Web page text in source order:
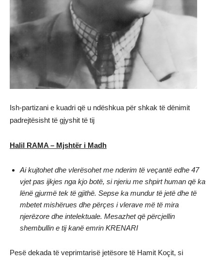
Ish-partizani e kuadri që u ndëshkua për shkak të dënimit
padrejtësisht të gjyshit të tij
Halil RAMA – Mjshtër i Madh
Ai kujtohet dhe vlerësohet me nderim të veçantë edhe 47
vjet pas ijkjes nga kjo botë, si njeriu me shpirt human që ka
lënë gjurmë tek të gjithë. Sepse ka mundur të jetë dhe të
mbetet mishërues dhe përçes i vlerave më të mira
njerëzore dhe intelektuale. Mesazhet që përcjellin
shembullin e tij kanë emrin KRENARI
Pesë dekada të veprimtarisë jetësore të Hamit Koçit, si